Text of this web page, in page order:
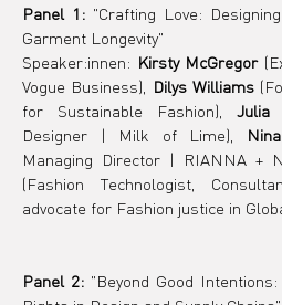
Panel 1: "Crafting Love:
Garment Longevity"
Speaker:innen: Kirsty McGregor
Vogue Business), Dilys Williams
for Sustainable Fashion), Julia
Designer | Milk of Lime),
Managing Director | RIANNA +
(Fashion Technologist,
advocate for Fashion justice in
Panel 2: "Beyond Good